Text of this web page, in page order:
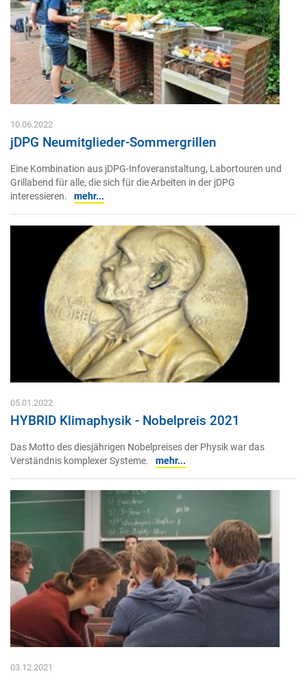
10.06.2022
jDPG Neumitglieder-Sommergrillen
Eine Kombination aus jDPG-Infoveranstaltung, Labortouren und
Grillabend für alle, die sich für die Arbeiten in der jDPG
interessieren.
mehr...
05.01.2022
HYBRID Klimaphysik - Nobelpreis 2021
Das Motto des diesjährigen Nobelpreises der Physik war das
Verständnis komplexer Systeme.
mehr...
03.12.2021